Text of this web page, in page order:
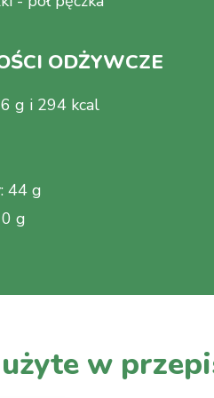
ODŻYWCZE
g i 294 kcal
: 44 g
g
w